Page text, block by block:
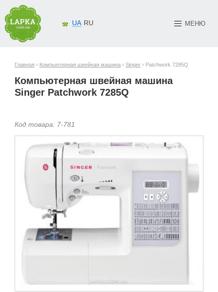
МЕНЮ
UA RU
Главная › Компьютерная швейная машина › Singer › Patchwork 7285Q
Компьютерная швейная машина
Singer Patchwork 7285Q
Код товара: 7-781